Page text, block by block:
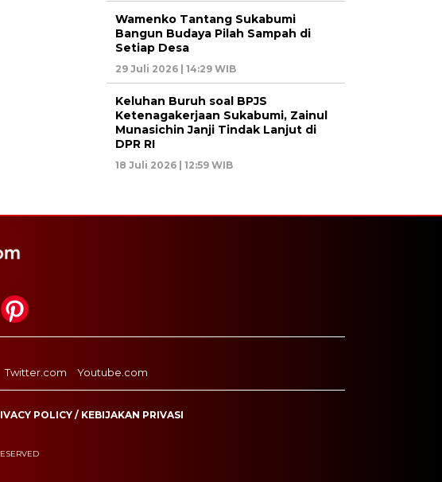
Wamenko Tantang Sukabumi
Bangun Budaya Pilah Sampah di
Setiap Desa
29 Juli 2026 | 14:29 WIB
Keluhan Buruh soal BPJS
Ketenagakerjaan Sukabumi, Zainul
Munasichin Janji Tindak Lanjut di
DPR RI
18 Juli 2026 | 12:59 WIB
Twitter.com Youtube.com
POLICY / KEBIJAKAN PRIVASI